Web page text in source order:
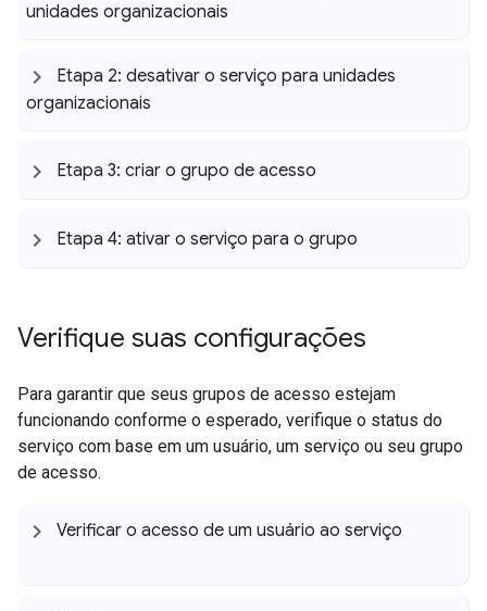
unidades organizacionais
Etapa 2: desativar o serviço para unidades
organizacionais
Etapa 3: criar o grupo de acesso
Etapa 4: ativar o serviço para o grupo
Verifique suas configurações
Para garantir que seus grupos de acesso estejam
funcionando conforme o esperado, verifique o status do
serviço com base em um usuário, um serviço ou seu grupo
de acesso.
Verificar o acesso de um usuário ao serviço